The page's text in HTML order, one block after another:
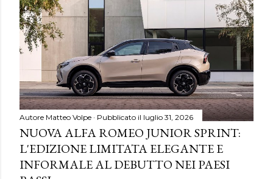
Autore Matteo Volpe Pubblicato il luglio 31, 2026
NUOVA ALFA ROMEO JUNIOR SPRINT:
L'EDIZIONE LIMITATA ELEGANTE E
INFORMALE AL DEBUTTO NEI PAESI